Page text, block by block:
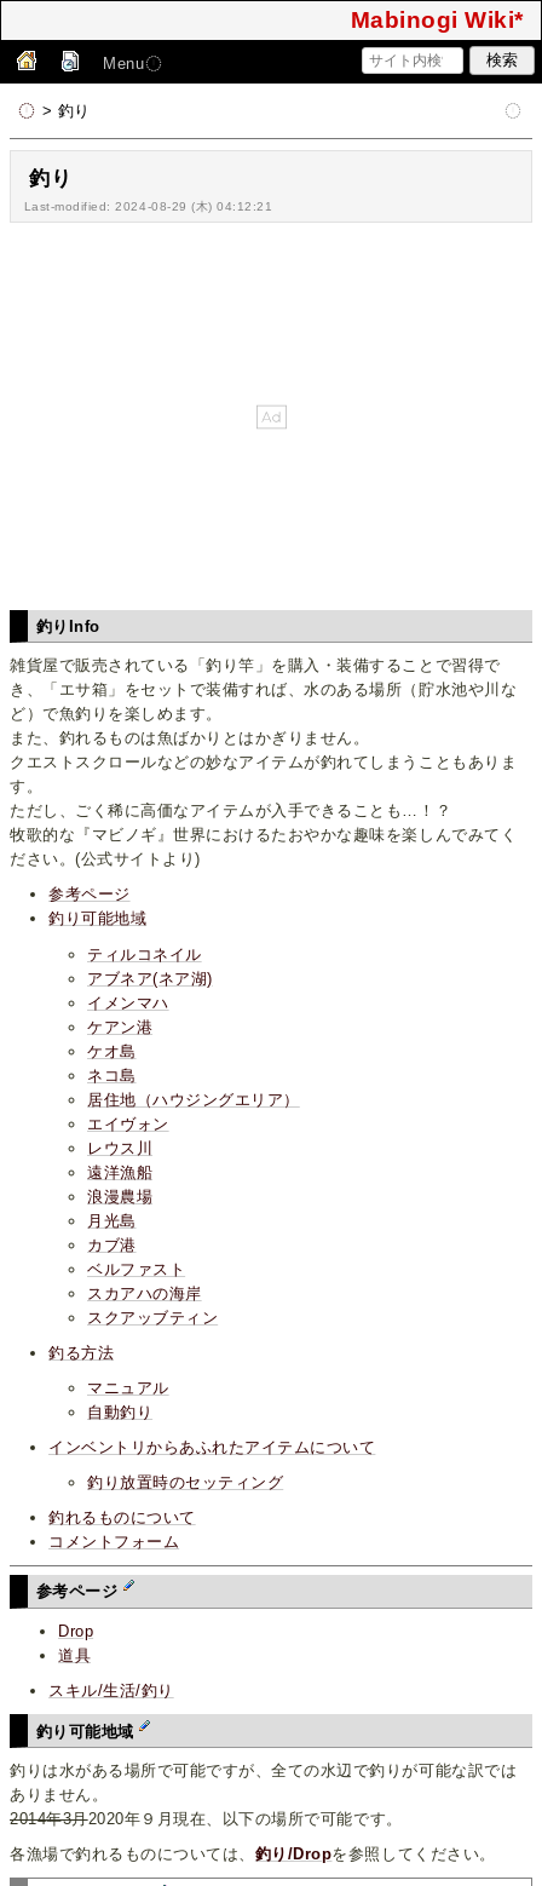
Mabinogi Wiki*
Menu
> 釣り
釣り
Last-modified: 2024-08-29 (木) 04:12:21
釣りInfo
雑貨屋で販売されている「釣り竿」を購入・装備することで習得で
き、「エサ箱」をセットで装備すれば、水のある場所（貯水池や川な
ど）で魚釣りを楽しめます。
また、釣れるものは魚ばかりとはかぎりません。
クエストスクロールなどの妙なアイテムが釣れてしまうこともありま
す。
ただし、ごく稀に高価なアイテムが入手できることも…！？
牧歌的な『マビノギ』世界におけるたおやかな趣味を楽しんでみてく
ださい。(公式サイトより)
参考ページ
釣り可能地域
ティルコネイル
アブネア(ネア湖)
イメンマハ
ケアン港
ケオ島
ネコ島
居住地（ハウジングエリア）
エイヴォン
レウス川
遠洋漁船
浪漫農場
月光島
カブ港
ベルファスト
スカアハの海岸
スクアッブティン
釣る方法
マニュアル
自動釣り
インベントリからあふれたアイテムについて
釣り放置時のセッティング
釣れるものについて
コメントフォーム
参考ページ
Drop
道具
スキル/生活/釣り
釣り可能地域
釣りは水がある場所で可能ですが、全ての水辺で釣りが可能な訳では
ありません。
2014年3月2020年９月現在、以下の場所で可能です。
各漁場で釣れるものについては、 釣り/Dropを参照してください。